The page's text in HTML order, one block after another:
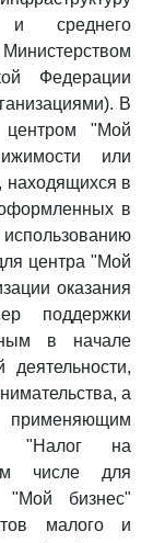
и среднего
Федерации
В
центром "Мой
или
находящихся в
в
центра "Мой
оказания
поддержки
в начале
деятельности,
а
"Налог на
числе для
"Мой бизнес"
малого и